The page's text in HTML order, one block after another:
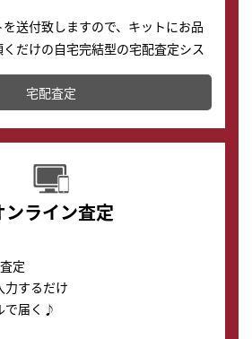
送付致しますので、キットにお品
だけの自宅完結型の宅配査定シス
査定・買取に出すことが可能で
宅配査定
ンライン査定
定
力するだけ
で届く♪